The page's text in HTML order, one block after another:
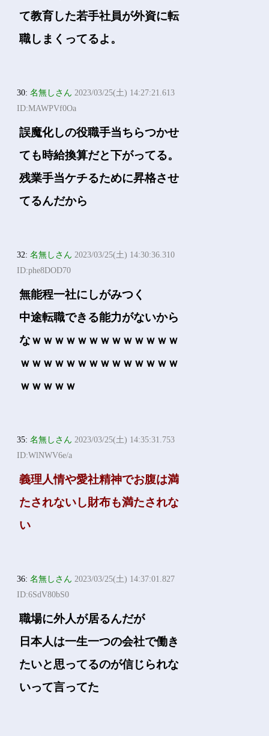
て教育した若手社員が外資に転
職しまくってるよ。
30:名無しさん 2023/03/25(土) 14:27:21.613
ID:MAWPVf0Oa
誤魔化しの役職手当ちらつかせ
ても時給換算だと下がってる。
残業手当ケチるために昇格させ
てるんだから
32:名無しさん 2023/03/25(土) 14:30:36.310
ID:phe8DOD70
無能程一社にしがみつく
中途転職できる能力がないから
なｗｗｗｗｗｗｗｗｗｗｗｗｗ
ｗｗｗｗｗｗｗｗｗｗｗｗｗｗ
ｗｗｗｗｗ
35:名無しさん 2023/03/25(土) 14:35:31.753
ID:WlNWV6e/a
義理人情や愛社精神でお腹は満
たされないし財布も満たされな
い
36:名無しさん 2023/03/25(土) 14:37:01.827
ID:6SdV80bS0
職場に外人が居るんだが
日本人は一生一つの会社で働き
たいと思ってるのが信じられな
いって言ってた